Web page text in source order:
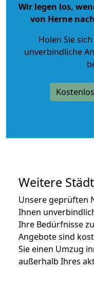
Wir legen los,
von Herne
Holen Sie
unverbindliche
Weitere
Unsere geprüften
Ihnen
Ihre Bedürfnisse
Angebote sind
Sie einen Umzug
außerhalb Ihres